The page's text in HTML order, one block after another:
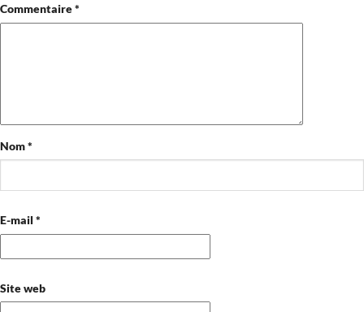
Commentaire*
Nom*
E-mail *
Site web